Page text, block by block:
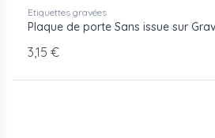
Etiquettes gravées
Plaque de porte Sans issue sur
3,15 €